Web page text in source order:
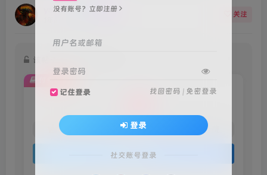
ydkanc 关注
该帖子部分内容已隐藏
火种黄金会员 免费
登录购买
没有账号？立即注册
用户名或邮箱
登录密码
记住登录 找回密码 | 免密登录
登录
社交账号登录